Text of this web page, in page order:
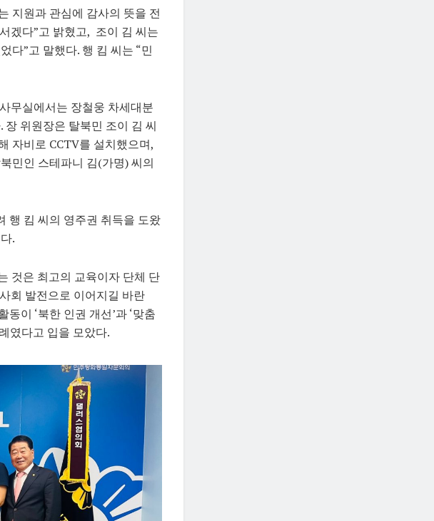
지원과 관심에 감사의 뜻을 전
겠다”고 밝혔고, 조이 김 씨는
다”고 말했다. 행 킴 씨는 “민
무실에서는 장철웅 차세대분
위원장은 탈북민 조이 김 씨
자비로 CCTV를 설치했으며,
민인 스테파니 김(가명) 씨의
행 킴 씨의 영주권 취득을 도왔
.
것은 최고의 교육이자 단체 단
회 발전으로 이어지길 바란
이 ‘북한 인권 개선’과 ‘맞춤
였다고 입을 모았다.